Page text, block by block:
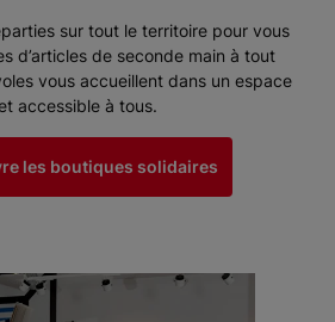
sur tout le territoire pour vous
d’articles de seconde main à tout
vous accueillent dans un espace
accessible à tous.
les boutiques solidaires